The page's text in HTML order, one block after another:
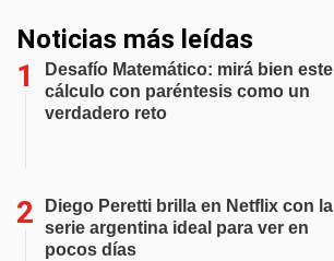
Noticias más leídas
Desafío Matemático: mirá bien este
cálculo con paréntesis como un
verdadero reto
Diego Peretti brilla en Netflix con la
serie argentina ideal para ver en
pocos días